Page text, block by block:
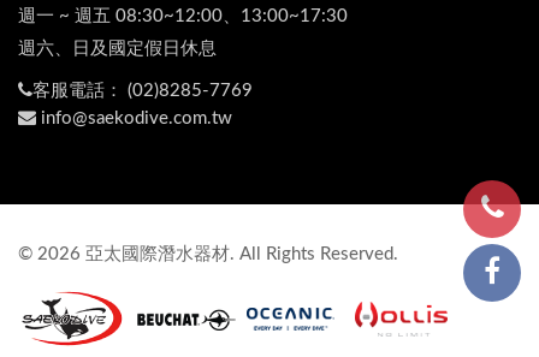
週一 ~ 週五 08:30~12:00、13:00~17:30
週六、日及國定假日休息
客服電話： (02)8285-7769
info@saekodive.com.tw
© 2026 亞太國際潛水器材. All Rights Reserved.